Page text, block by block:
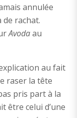
annulée
de rachat.
Avodaau
au fait
raser la tête
pris part à la
être celui d’une